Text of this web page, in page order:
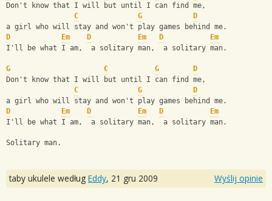
Don't know that I will but until I can find me,
C
G
D
a girl who will stay and won't play games behind me.
D
Em D Em D
Em
I'll be what I am,  a solitary man,  a solitary man.
G C G
D
Don't know that I will but until I can find me,
C
G
D
a girl who will stay and won't play games behind me.
D
Em D Em D
Em
I'll be what I am,  a solitary man,  a solitary man.
Solitary man.
taby ukulele według Eddy, 21 gru 2009 Wyślij opinie